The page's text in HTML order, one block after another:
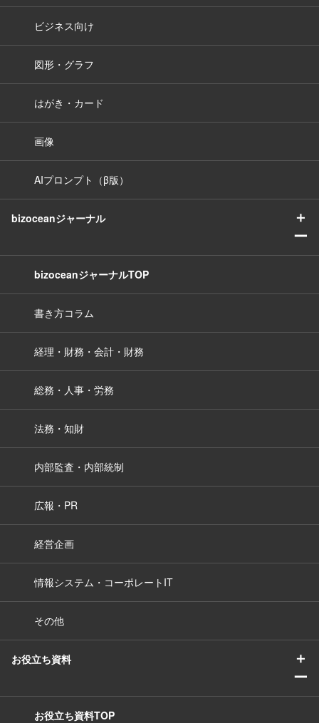
ビジネス向け
図形・グラフ
はがき・カード
画像
AIプロンプト（β版）
bizoceanジャーナル
＋
ー
bizoceanジャーナルTOP
書き方コラム
経理・財務・会計・財務
総務・人事・労務
法務・知財
内部監査・内部統制
広報・PR
経営企画
情報システム・コーポレートIT
その他
お役立ち資料
＋
ー
お役立ち資料TOP